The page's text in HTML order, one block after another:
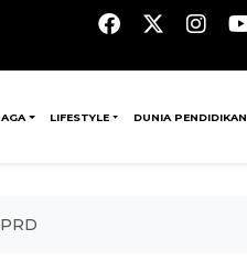
LIFESTYLE DUNIA PENDIDIKAN